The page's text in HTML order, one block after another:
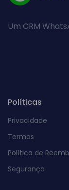
Um CRM
Políticas
Privacidade
Termos
Política de
Segurança